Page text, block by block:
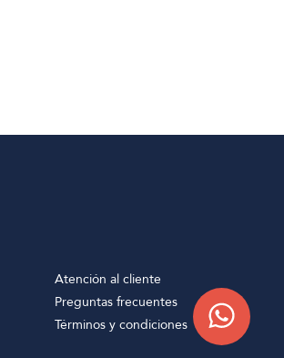
Atención al cliente
Preguntas frecuentes
Términos y condiciones